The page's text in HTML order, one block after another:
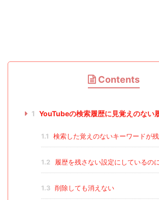
Contents
1 YouTubeの検索履歴に見覚えのない
1.1 検索した覚えのないキーワードが
1.2 履歴を残さない設定にしているの
1.3 削除しても消えない